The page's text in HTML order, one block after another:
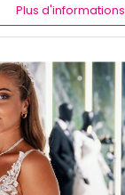
Plus d'informations